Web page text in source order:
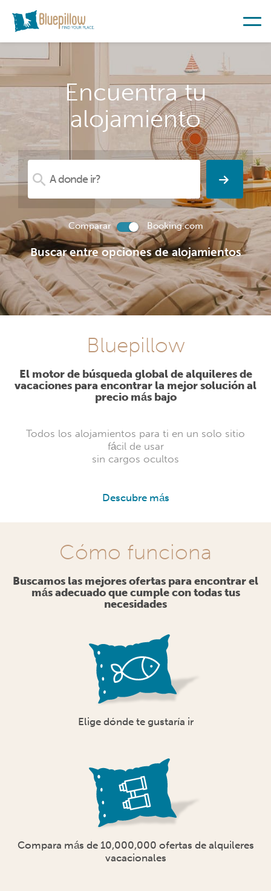
Encuentra tu
alojamiento
Comparar Booking.com
Buscar entre opciones de alojamientos
Bluepillow
El motor de búsqueda global de alquileres de
vacaciones para encontrar la mejor solución al
precio más bajo
Todos los alojamientos para ti en un solo sitio
fácil de usar
sin cargos ocultos
Descubre más
Cómo funciona
Buscamos las mejores ofertas para encontrar el
más adecuado que cumple con todas tus
necesidades
Elige dónde te gustaría ir
Compara más de 10,000,000 ofertas de alquileres
vacacionales